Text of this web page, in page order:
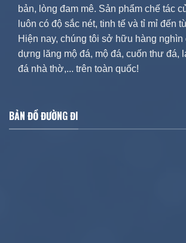
bản, lòng đam mê. Sản phẩm chế tác
luôn có độ sắc nét, tinh tế và tỉ mỉ đến
Hiện nay, chúng tôi sở hữu hàng nghìn
dựng lăng mộ đá, mộ đá, cuốn thư đá,
đá nhà thờ,... trên toàn quốc!
BẢN ĐỒ ĐƯỜNG ĐI